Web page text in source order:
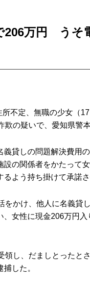
206万円 うそ
不定、無職の少女（
の疑いで、愛知県警
貸しの問題解決費用
の関係者をかたって
よう持ち掛けて承諾さ
かけ、他人に名義貸
女性に現金206万円
し、だましとったと
した。